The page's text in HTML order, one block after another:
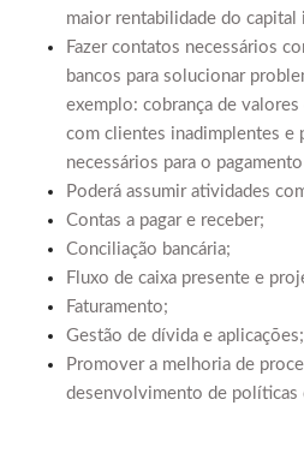
maior rentabilidade do capital
Fazer contatos necessários
bancos para solucionar
exemplo: cobrança de
com clientes inadimplentes e
necessários para o
Poderá assumir atividades
Contas a pagar e receber;
Conciliação bancária;
Fluxo de caixa presente e
Faturamento;
Gestão de dívida e aplicações;
Promover a melhoria de
desenvolvimento de políticas